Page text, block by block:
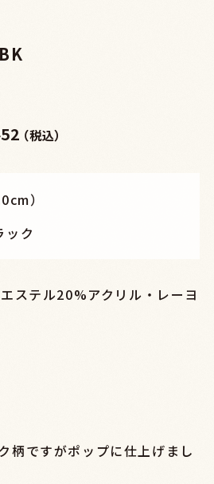
（税込）
）
ク
ステル20%アクリル・レーヨ
柄ですがポップに仕上げまし